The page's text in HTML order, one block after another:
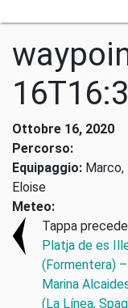
Ottobre 16, 2020
Percorso:
Equipaggio: Marco,
Eloise
Meteo:
Tappa
Platja de es
(Formentera) –
Marina
(La Línea,